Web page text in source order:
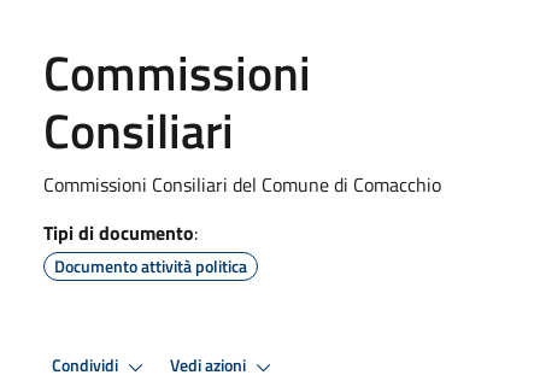
Commissioni
Consiliari
Commissioni Consiliari del Comune di Comacchio
Tipi di documento:
Documento attività politica
Condividi Vedi azioni